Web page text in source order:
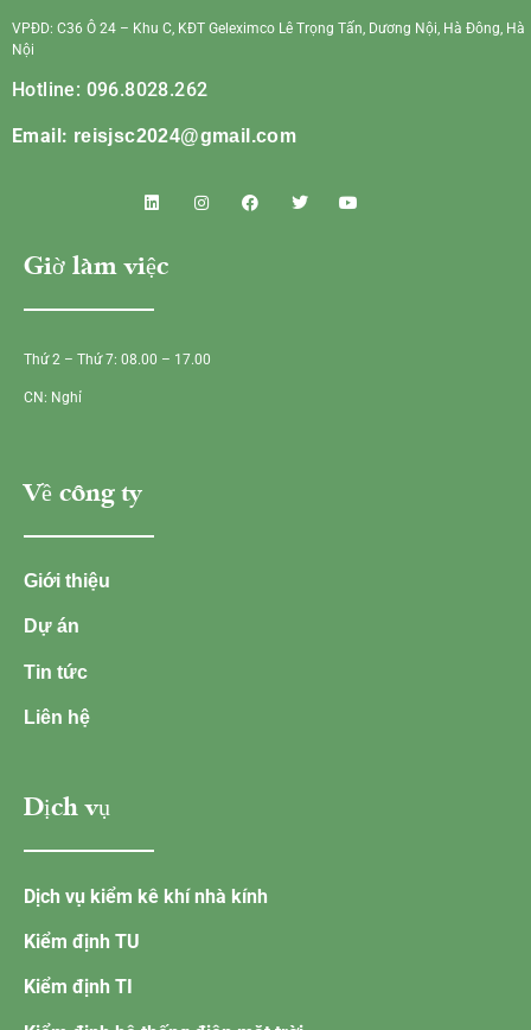
VPĐD: C36 Ô 24 – Khu C, KĐT Geleximco Lê Trọng Tấn, Dương Nội, Hà Đông, Hà
Nội
Hotline: 096.8028.262
Email: reisjsc2024@gmail.com
Giờ làm việc
Thứ 2 – Thứ 7: 08.00 – 17.00
CN: Nghỉ
Về công ty
Giới thiệu
Dự án
Tin tức
Liên hệ
Dịch vụ
Dịch vụ kiểm kê khí nhà kính
Kiểm định TU
Kiểm định TI